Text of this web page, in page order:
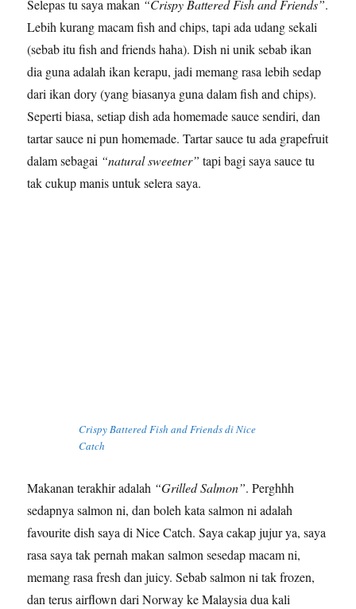
Selepas tu saya makan “Crispy Battered Fish and Friends”.
Lebih kurang macam fish and chips, tapi ada udang sekali
(sebab itu fish and friends haha). Dish ni unik sebab ikan
dia guna adalah ikan kerapu, jadi memang rasa lebih sedap
dari ikan dory (yang biasanya guna dalam fish and chips).
Seperti biasa, setiap dish ada homemade sauce sendiri, dan
tartar sauce ni pun homemade. Tartar sauce tu ada grapefruit
dalam sebagai “natural sweetner” tapi bagi saya sauce tu
tak cukup manis untuk selera saya.
Crispy Battered Fish and Friends di Nice
Catch
Makanan terakhir adalah “Grilled Salmon”. Perghhh
sedapnya salmon ni, dan boleh kata salmon ni adalah
favourite dish saya di Nice Catch. Saya cakap jujur ya, saya
rasa saya tak pernah makan salmon sesedap macam ni,
memang rasa fresh dan juicy. Sebab salmon ni tak frozen,
dan terus airflown dari Norway ke Malaysia dua kali